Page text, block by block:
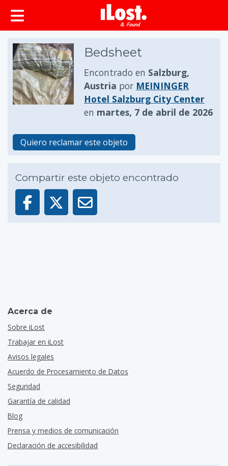
Bedsheet
Encontrado en Salzburg,
Austria por MEININGER
Hotel Salzburg City Center
en martes, 7 de abril de 2026
Quiero reclamar este objeto
Compartir este objeto encontrado
Acerca de
Sobre iLost
Trabajar en iLost
Avisos legales
Acuerdo de Procesamiento de Datos
Seguridad
Garantía de calidad
Blog
Prensa y medios de comunicación
Declaración de accesibilidad